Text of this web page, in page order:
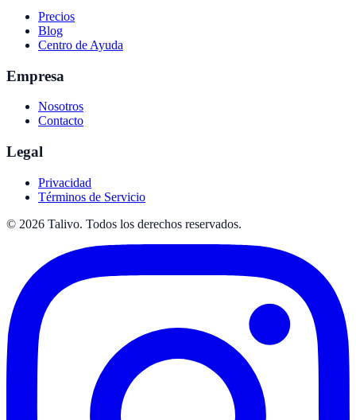
Precios
Blog
Centro de Ayuda
Empresa
Nosotros
Contacto
Legal
Privacidad
Términos de Servicio
© 2026 Talivo. Todos los derechos reservados.